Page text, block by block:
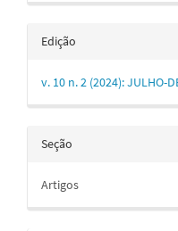
Edição
v. 10 n. 2 (2024): JULHO-
Seção
Artigos